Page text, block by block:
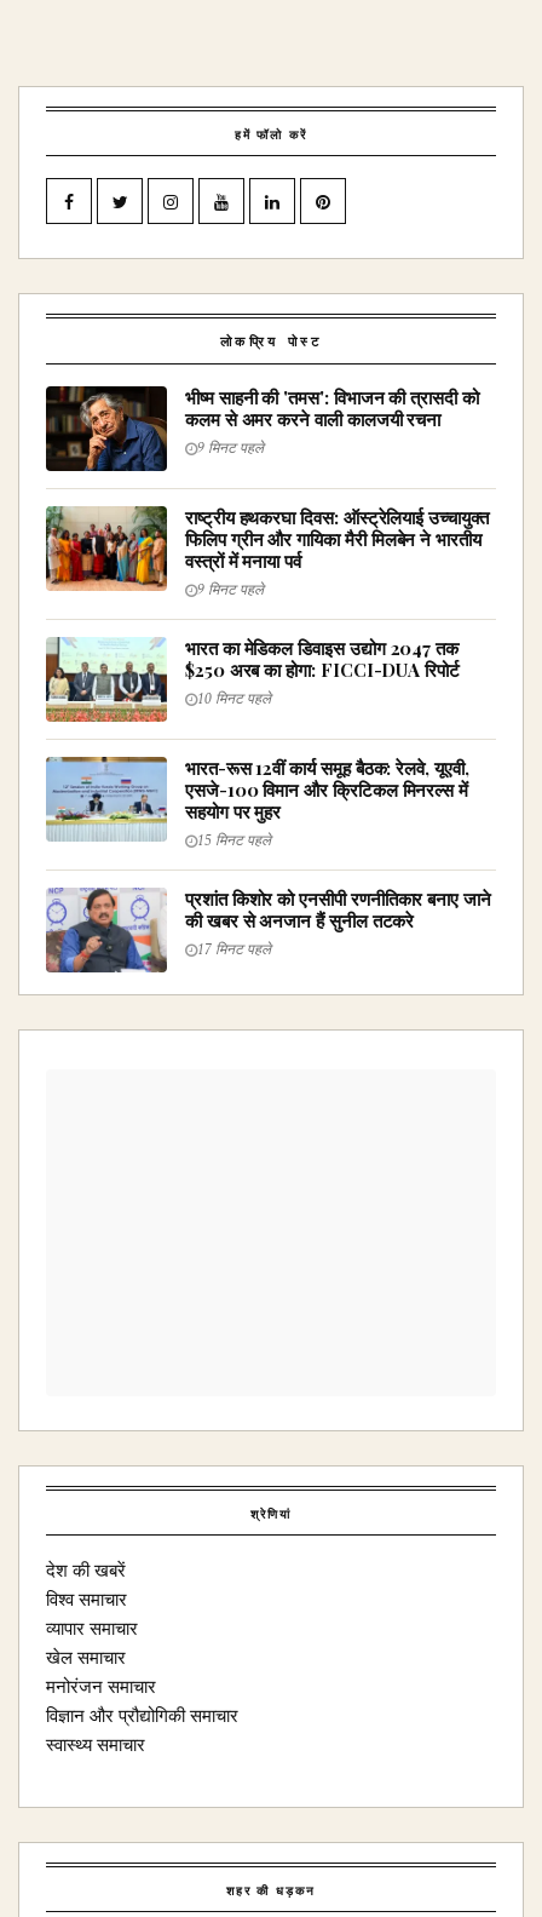
हमें फॉलो करें
लोकप्रिय पोस्ट
भीष्म साहनी की 'तमस': विभाजन की त्रासदी को
कलम से अमर करने वाली कालजयी रचना
9 मिनट पहले
राष्ट्रीय हथकरघा दिवस: ऑस्ट्रेलियाई उच्चायुक्त
फिलिप ग्रीन और गायिका मैरी मिलबेन ने भारतीय
वस्त्रों में मनाया पर्व
9 मिनट पहले
भारत का मेडिकल डिवाइस उद्योग 2047 तक
$250 अरब का होगा: FICCI-DUA रिपोर्ट
10 मिनट पहले
भारत-रूस 12वीं कार्य समूह बैठक: रेलवे, यूएवी,
एसजे-100 विमान और क्रिटिकल मिनरल्स में
सहयोग पर मुहर
15 मिनट पहले
प्रशांत किशोर को एनसीपी रणनीतिकार बनाए जाने
की खबर से अनजान हैं सुनील तटकरे
17 मिनट पहले
श्रेणियां
देश की खबरें
विश्व समाचार
व्यापार समाचार
खेल समाचार
मनोरंजन समाचार
विज्ञान और प्रौद्योगिकी समाचार
स्वास्थ्य समाचार
शहर की धड़कन